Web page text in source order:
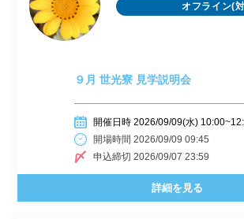
オフライン(
９月 世光寮 見学説明会
開催日時 2026/09/09(水)
開場時間 2026/09/09 09:45
申込締切 2026/09/07 23:59
詳細を見る